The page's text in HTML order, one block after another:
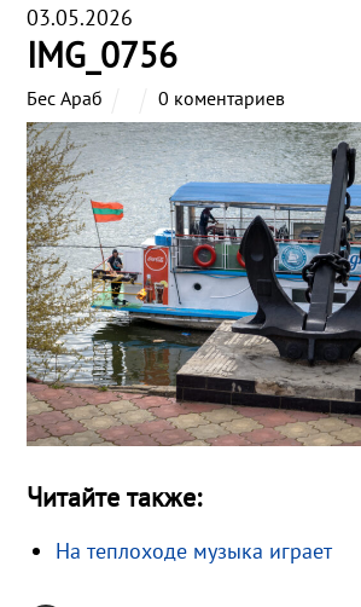
03.05.2026
IMG_0756
Бес Араб 0 коментариев
Читайте также:
На теплоходе музыка играет